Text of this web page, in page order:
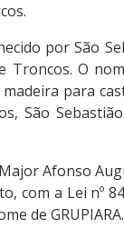
por São
Troncos. O
para
São
Afonso
com a Lei nº
de GRUPIARA.